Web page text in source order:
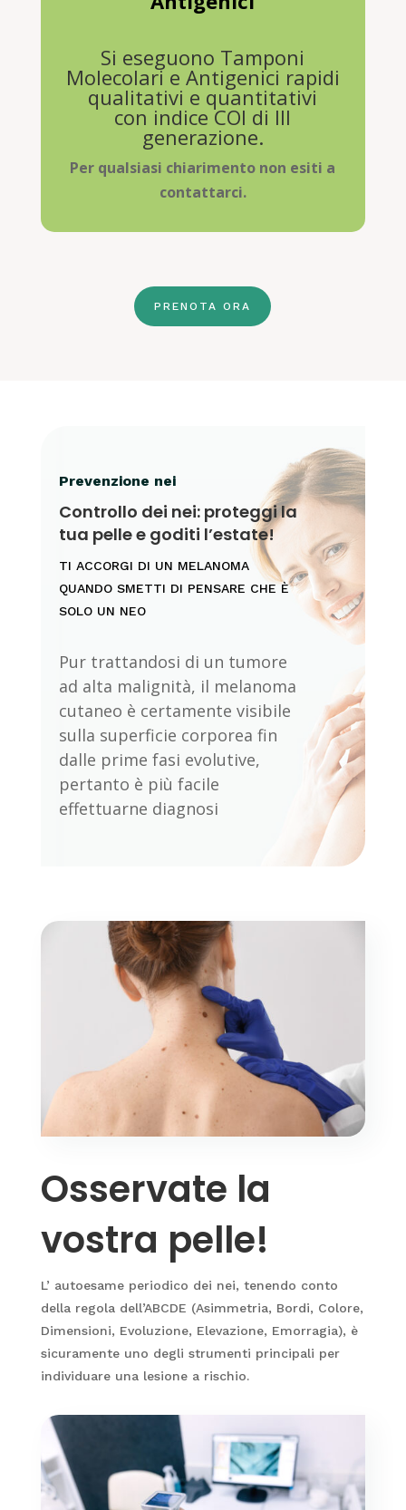
Si eseguono Tamponi
Molecolari e Antigenici rapidi
qualitativi e quantitativi
con indice COI di III
generazione.
Per qualsiasi chiarimento non esiti a
contattarci.
PRENOTA ORA
Prevenzione nei
Controllo dei nei: proteggi la
tua pelle e goditi l’estate!
TI ACCORGI DI UN MELANOMA
QUANDO SMETTI DI PENSARE CHE È
SOLO UN NEO
Pur trattandosi di un tumore
ad alta malignità, il melanoma
cutaneo è certamente visibile
sulla superficie corporea fin
dalle prime fasi evolutive,
pertanto è più facile
effettuarne diagnosi
Osservate la
vostra pelle!
L’ autoesame periodico dei nei, tenendo conto
della regola dell’ABCDE (Asimmetria, Bordi, Colore,
Dimensioni, Evoluzione, Elevazione, Emorragia), è
sicuramente uno degli strumenti principali per
individuare una lesione a rischio.